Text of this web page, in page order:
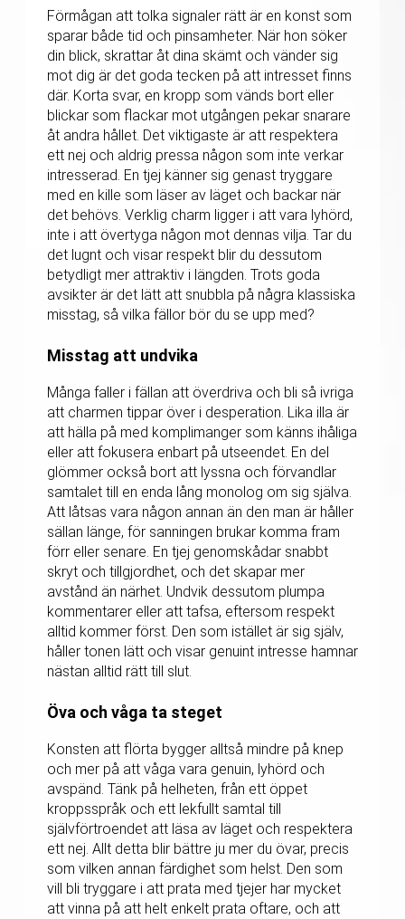
Förmågan att tolka signaler rätt är en konst som
sparar både tid och pinsamheter. När hon söker
din blick, skrattar åt dina skämt och vänder sig
mot dig är det goda tecken på att intresset finns
där. Korta svar, en kropp som vänds bort eller
blickar som flackar mot utgången pekar snarare
åt andra hållet. Det viktigaste är att respektera
ett nej och aldrig pressa någon som inte verkar
intresserad. En tjej känner sig genast tryggare
med en kille som läser av läget och backar när
det behövs. Verklig charm ligger i att vara lyhörd,
inte i att övertyga någon mot dennas vilja. Tar du
det lugnt och visar respekt blir du dessutom
betydligt mer attraktiv i längden. Trots goda
avsikter är det lätt att snubbla på några klassiska
misstag, så vilka fällor bör du se upp med?
Misstag att undvika
Många faller i fällan att överdriva och bli så ivriga
att charmen tippar över i desperation. Lika illa är
att hälla på med komplimanger som känns ihåliga
eller att fokusera enbart på utseendet. En del
glömmer också bort att lyssna och förvandlar
samtalet till en enda lång monolog om sig själva.
Att låtsas vara någon annan än den man är håller
sällan länge, för sanningen brukar komma fram
förr eller senare. En tjej genomskådar snabbt
skryt och tillgjordhet, och det skapar mer
avstånd än närhet. Undvik dessutom plumpa
kommentarer eller att tafsa, eftersom respekt
alltid kommer först. Den som istället är sig själv,
håller tonen lätt och visar genuint intresse hamnar
nästan alltid rätt till slut.
Öva och våga ta steget
Konsten att flörta bygger alltså mindre på knep
och mer på att våga vara genuin, lyhörd och
avspänd. Tänk på helheten, från ett öppet
kroppsspråk och ett lekfullt samtal till
självförtroendet att läsa av läget och respektera
ett nej. Allt detta blir bättre ju mer du övar, precis
som vilken annan färdighet som helst. Den som
vill bli tryggare i att prata med tjejer har mycket
att vinna på att helt enkelt prata oftare, och att